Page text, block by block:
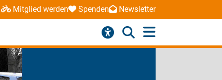
Mitglied werden Spenden Newsletter